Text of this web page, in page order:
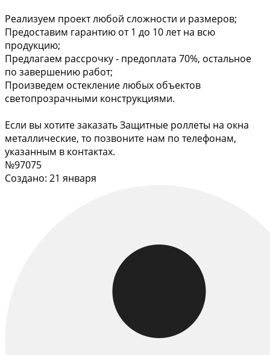
Реализуем проект любой сложности и размеров;
Предоставим гарантию от 1 до 10 лет на всю
продукцию;
Предлагаем рассрочку - предоплата 70%, остальное
по завершению работ;
Произведем остекление любых объектов
светопрозрачными конструкциями.
Если вы хотите заказать Защитные роллеты на окна
металлические, то позвоните нам по телефонам,
указанным в контактах.
№97075
Создано: 21 января